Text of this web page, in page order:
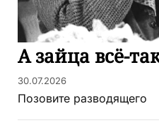
А зайца всё-
30.07.2026
Позовите разводящего